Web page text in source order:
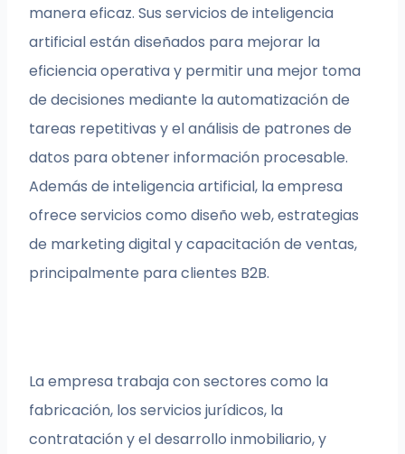
manera eficaz. Sus servicios de inteligencia
artificial están diseñados para mejorar la
eficiencia operativa y permitir una mejor toma
de decisiones mediante la automatización de
tareas repetitivas y el análisis de patrones de
datos para obtener información procesable.
Además de inteligencia artificial, la empresa
ofrece servicios como diseño web, estrategias
de marketing digital y capacitación de ventas,
principalmente para clientes B2B.
La empresa trabaja con sectores como la
fabricación, los servicios jurídicos, la
contratación y el desarrollo inmobiliario, y